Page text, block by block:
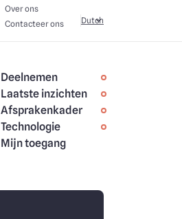
Over ons
Contacteer ons
Dutch
Deelnemen
Laatste inzichten
Afsprakenkader
Technologie
Mijn toegang